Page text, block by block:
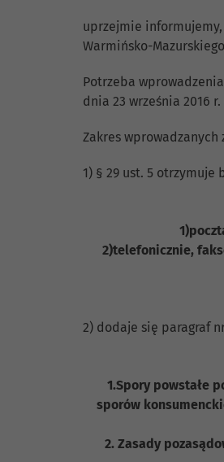
uprzejmie informujemy,
Warmińsko-
Potrzeba
dnia 23 września 2016 r.
Zakres wprowadzanych
1) § 29 ust. 5 otrzymuje
2)telefonicznie,
2) dodaje się paragraf
1.Spory powstałe
sporów
2. Zasady